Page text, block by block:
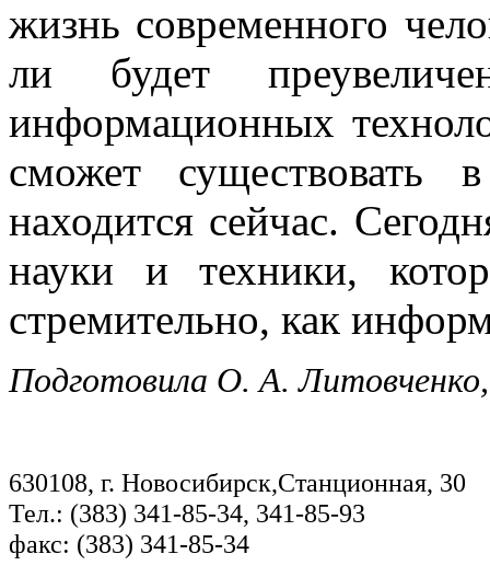
жизнь современного
ли будет
информационных
сможет
находится сейчас.
науки и техники,
стремительно, как
Подготовила О. А.
630108, г. Новосибирск,Станционная, 30
Тел.: (383) 341-85-34, 341-85-93
факс: (383) 341-85-34